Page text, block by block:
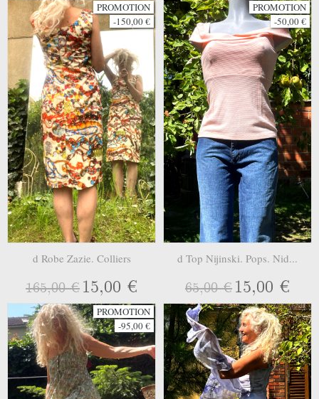
PROMOTION
-150,00 €
d Robe Zazie. Colliers
165,00 € 15,00 €
PROMOTION
-50,00 €
d Top Nijinski. Pops. Nid...
65,00 € 15,00 €
PROMOTION
-95,00 €